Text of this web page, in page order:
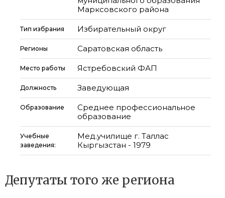
Марксовского района
Тип избрания Избирательный округ
Регионы Саратовская область
Место работы Ястребовский ФАП
Должность Заведующая
Образование
Среднее профессиональное
образование
Учебные
заведения:
Мед.училище г. Таллас
Кыргызстан - 1979
Депутаты того же региона